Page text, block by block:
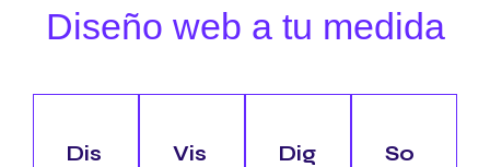
Diseño web a tu medida
Dis
Vis
Dig
So